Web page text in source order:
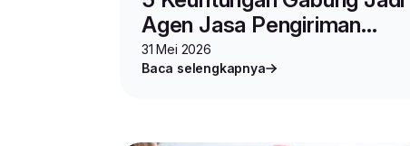
Agen Jasa Pengiriman
Barang Lion Parcel
31 Mei 2026
Baca selengkapnya